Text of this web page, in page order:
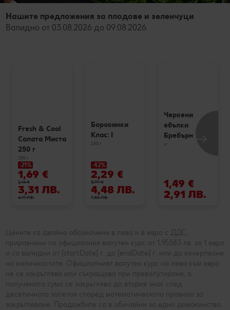
Нашите предложения за плодове и зеленчуци
Валидно от 03.08.2026 до 09.08.2026
Fresh & Cool
Салата Миста
250 г
250 г
-21%
1,69 €
2,14 €
3,31 ЛВ.
4,19 ЛВ.
Боровинки
Клас: I
250 г
-42%
2,29 €
3,99 €
4,48 ЛВ.
7,80 ЛВ.
Червени
ябълки
Бребърн
кг
1,49 €
2,91 ЛВ.
Цените са двойно обозначени в лева и в евро с ДДС,
приравнени по официалния валутен курс от 1,95583 лв. за 1 евро
и са валидни от {startDate} г. до {endDate} г. или до изчерпване
на наличностите. Официалният валутен курс на лева към евро
не се закръглява или съкращава при превалутиране, а
получената сума се закръглява до втория знак след
десетичната запетая според математическото правило за
закръгляване. Продажбите са в обичайни за едно домакинство